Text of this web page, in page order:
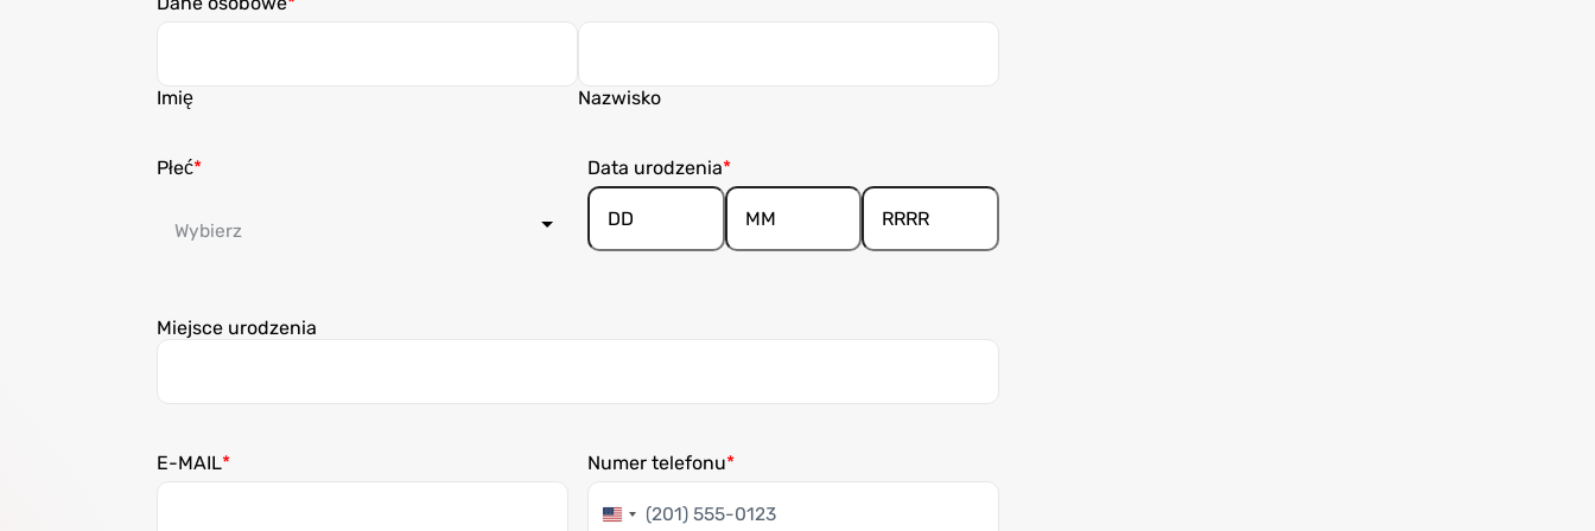
Imię Nazwisko
Płeć Data urodzenia
Miejsce urodzenia
E-MAIL Numer telefonu
Stany